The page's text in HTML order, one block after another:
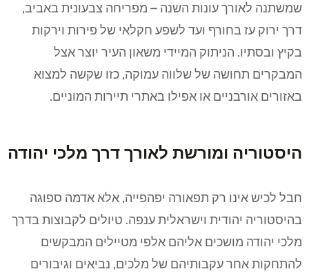
שמשתנה לאורך עונות השנה – מפריחה צבעונית באביב,
דרך ירוק עז בחורף ועד לשפע חקלאי של פירות וירקות
בקיץ ובסתיו. הניתוק המיידי משאון העיר יוצר אצל
המבקרים תחושה של שלווה עמוקה, כזו שקשה למצוא
באזורים אורבניים או אפילו באתרי תיירות המוניים.
היסטוריה ומורשת לאורך דרך מלכי יהודה
חבל לכיש אינו רק תפאורה יפהפייה, אלא אדמה ספוגה
בהיסטוריה יהודית וישראלית ענפה. טיולים לקבוצות בדרך
מלכי יהודה מושכים אליהם אלפי מטיילים המבקשים
להתחקות אחר עקבותיהם של מלכים, נביאים וגיבורים